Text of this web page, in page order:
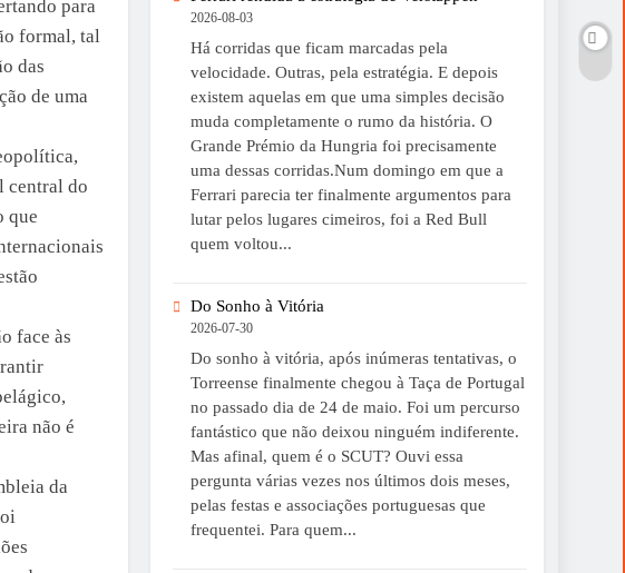
para
formal, tal
das
de uma
central do
que
face às
não é
da
2026-08-03
Há corridas que ficam marcadas pela
velocidade. Outras, pela estratégia. E depois
existem aquelas em que uma simples decisão
muda completamente o rumo da história. O
Grande Prémio da Hungria foi precisamente
uma dessas corridas.Num domingo em que a
Ferrari parecia ter finalmente argumentos para
lutar pelos lugares cimeiros, foi a Red Bull
quem voltou...
Do Sonho à Vitória
2026-07-30
Do sonho à vitória, após inúmeras tentativas, o
Torreense finalmente chegou à Taça de Portugal
no passado dia de 24 de maio. Foi um percurso
fantástico que não deixou ninguém indiferente.
Mas afinal, quem é o SCUT? Ouvi essa
pergunta várias vezes nos últimos dois meses,
pelas festas e associações portuguesas que
frequentei. Para quem...